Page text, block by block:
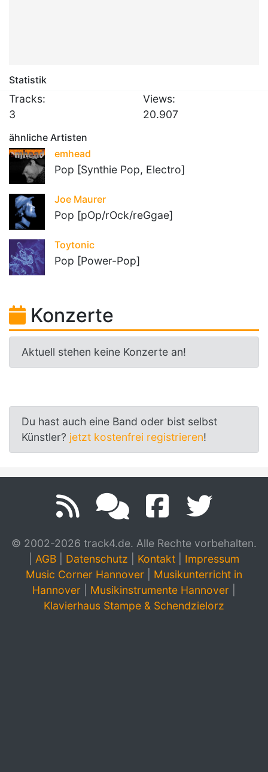
Statistik
Tracks:
3
Views:
20.907
ähnliche Artisten
emhead
Pop [Synthie Pop, Electro]
Joe Maurer
Pop [pOp/rOck/reGgae]
Toytonic
Pop [Power-Pop]
Konzerte
Aktuell stehen keine Konzerte an!
Du hast auch eine Band oder bist selbst
Künstler? jetzt kostenfrei registrieren!
© 2002-2026 track4.de. Alle Rechte vorbehalten.
AGB Datenschutz Kontakt
Impressum
Music Corner Hannover
Musikunterricht in
Hannover
Musikinstrumente Hannover
Klavierhaus Stampe & Schendzielorz